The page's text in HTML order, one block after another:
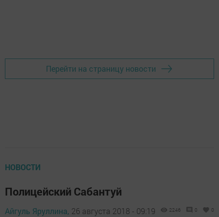
Перейти на страницу новости
НОВОСТИ
Полицейский Сабантуй
Айгуль Яруллина, 26 августа 2018 - 09:19 2246 0 0